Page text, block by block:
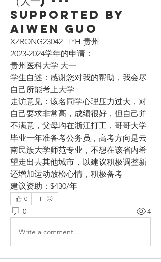
Supported by
Aiwen Guo
XZRONG23042  T*H 贵州
2023-2024学年的申请：
贵州医科大学 大一
学生自述：感谢您对我的帮助，我会尽
自己所能考上大学
走访意见：该名同学心理压力过大，对
自己要求非常高，成绩很好，但自己并
不满意，父母均在浙江打工，哥哥大学
毕业一年准备考公务员，高考方向是云
南民族大学师范专业，不想在该省内希
望走出去其他城市，以建议积极调整新
还增加运动放松心情，积极备考
建议资助：$430/年
0
0 4
Write a comment...